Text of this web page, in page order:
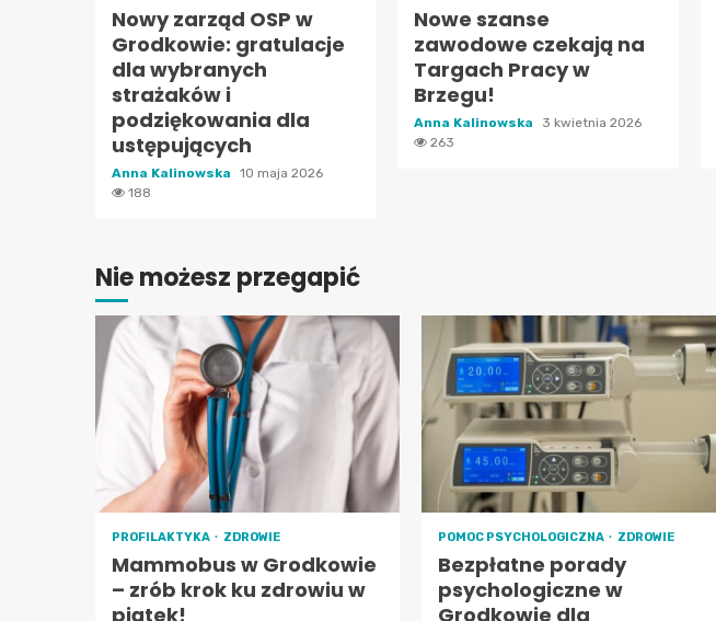
Nowy zarząd OSP w
Grodkowie: gratulacje
dla wybranych
strażaków i
podziękowania dla
ustępujących
Anna Kalinowska
10 maja 2026
188
Nowe szanse
zawodowe czekają na
Targach Pracy w
Brzegu!
Anna Kalinowska
3 kwietnia 2026
263
Nie możesz przegapić
PROFILAKTYKA ZDROWIE
Mammobus w Grodkowie
– zrób krok ku zdrowiu w
piątek!
POMOC PSYCHOLOGICZNA ZDROWIE
Bezpłatne porady
psychologiczne w
Grodkowie dla